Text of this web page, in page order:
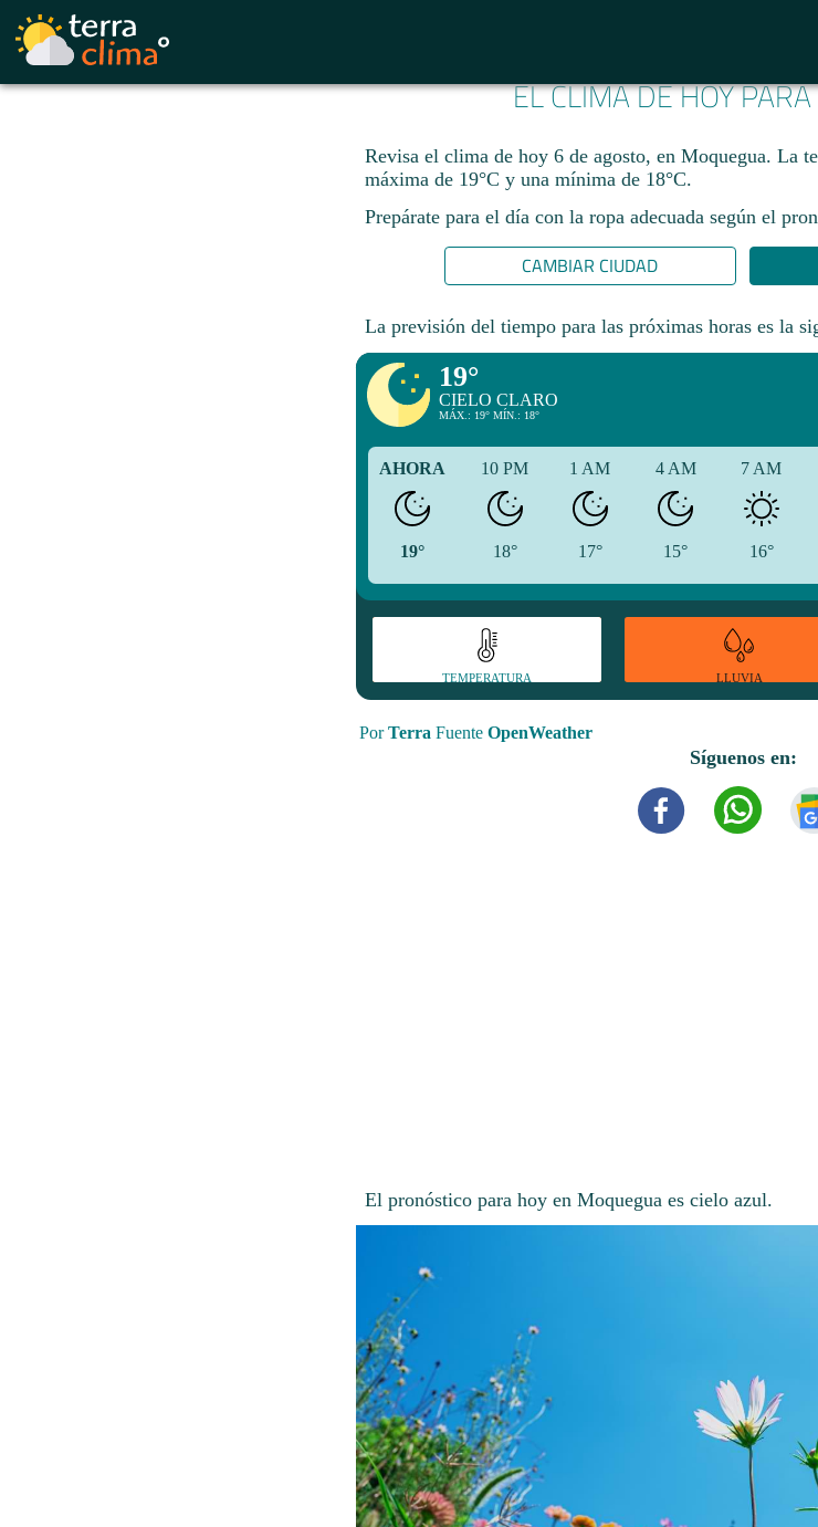
EL CLIMA DE HOY PARA
Revisa el clima de hoy 6 de agosto, en Moquegua. La
máxima de 19°C y una mínima de 18°C.​
Prepárate para el día con la ropa adecuada según el
CAMBIAR CIUDAD
La previsión del tiempo para las próximas horas es la
19°
CIELO CLARO
MÁX.: 19° MÍN.: 18°
AHORA
19°
10 PM
18°
1 AM
17°
4 AM
15°
7 AM
16°
TEMPERATURA LLUVIA
PorTerra Fuente OpenWeather
Síguenos en:
El pronóstico para hoy en Moquegua es cielo azul.